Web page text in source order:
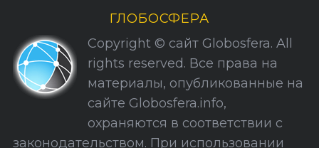
и
С
а
ГЛОБОСФЕРА
Copyright © сайт Globosfera. All
rights reserved. Все права на
материалы, опубликованные на
сайте Globosfera.info,
охраняются в соответствии с
законодательством. При использовании
f
o
r
: